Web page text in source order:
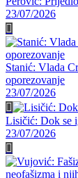
23/07/2026
Stanić: Vlada
oporezovanje
23/07/2026
Lisičić: Dok se
23/07/2026